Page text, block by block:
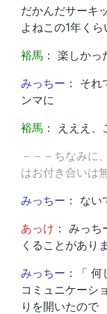
だかんだサーキ
よねこの1年くら
裕馬 ： 楽しか
みっちー ： そ
ンマに
裕馬 ： えええ、
－－－ちなみに
はお付き合いは
みっちー ： な
あっけ ： みっ
くることがあり
みっちー ：「
コミュニケーシ
りを開いたので